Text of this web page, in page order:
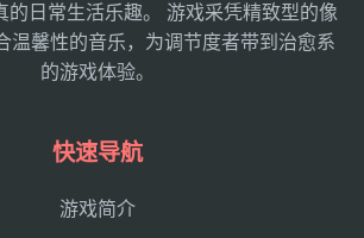
的日常生活乐趣。 游戏采凭精致型的像
温馨性的音乐，为调节度者带到治愈系
的游戏体验。
快速导航
游戏简介